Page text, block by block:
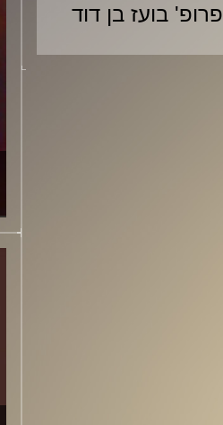
פרופ' בועז בן דוד